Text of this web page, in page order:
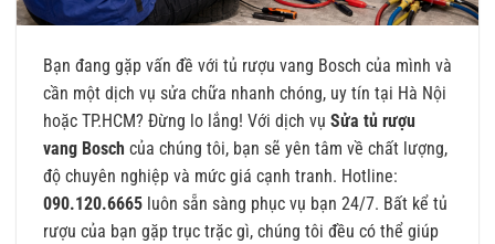
Bạn đang gặp vấn đề với tủ rượu vang Bosch của mình và
cần một dịch vụ sửa chữa nhanh chóng, uy tín tại Hà Nội
hoặc TP.HCM? Đừng lo lắng! Với dịch vụ Sửa tủ rượu
vang Bosch của chúng tôi, bạn sẽ yên tâm về chất lượng,
độ chuyên nghiệp và mức giá cạnh tranh. Hotline:
090.120.6665 luôn sẵn sàng phục vụ bạn 24/7. Bất kể tủ
rượu của bạn gặp trục trặc gì, chúng tôi đều có thể giúp